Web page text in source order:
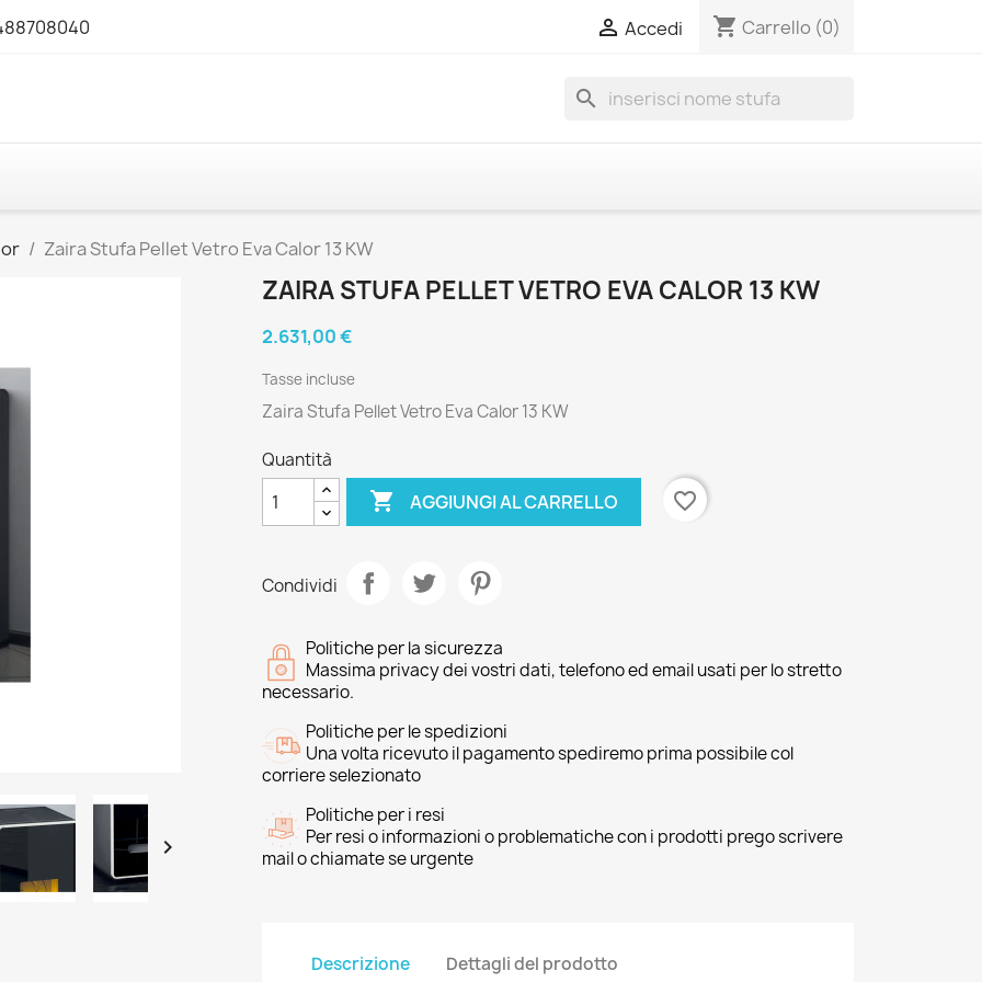
 Accedi shopping_cart Carrello (0)
search
Zaira Stufa Pellet Vetro Eva Calor 13 KW

ZAIRA STUFA PELLET VETRO EVA CALOR 13 KW
2.631,00 €
Tasse incluse
Zaira Stufa Pellet Vetro Eva Calor 13 KW
Quantità
 AGGIUNGI AL CARRELLO favorite_border
Condividi
Politiche per la sicurezza
Massima privacy dei vostri dati, telefono ed email usati per lo stretto
necessario.
Politiche per le spedizioni
Una volta ricevuto il pagamento spediremo prima possibile col
corriere selezionato
Politiche per i resi
Per resi o informazioni o problematiche con i prodotti prego scrivere
mail o chiamate se urgente
Descrizione Dettagli del prodotto